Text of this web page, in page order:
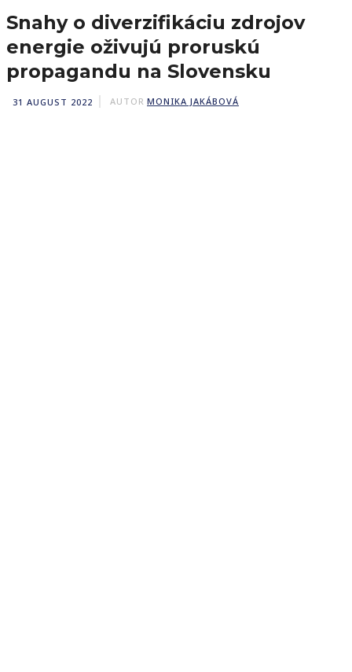
Snahy o diverzifikáciu zdrojov
energie oživujú proruskú
propagandu na Slovensku
31 AUGUST 2022 AUTOR MONIKA JAKÁBOVÁ